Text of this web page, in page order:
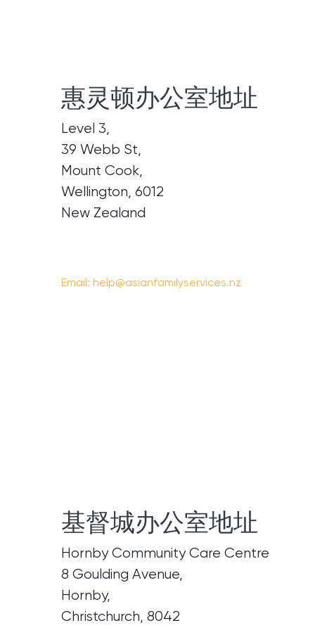
惠灵顿办公室地址
Level 3,
39 Webb St,
Mount Cook,
Wellington, 6012
New Zealand
Email: help@asianfamilyservices.nz
基督城办公室地址
Hornby Community Care Centre
8 Goulding Avenue,
Hornby,
Christchurch, 8042